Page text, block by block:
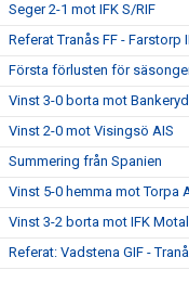
Seger 2-1 mot IFK S/RIF
Referat Tranås FF - Farstorp
Första förlusten för
Vinst 3-0 borta mot
Vinst 2-0 mot Visingsö AIS
Summering från Spanien
Vinst 5-0 hemma mot Torpa
Vinst 3-2 borta mot IFK
Referat: Vadstena GIF -